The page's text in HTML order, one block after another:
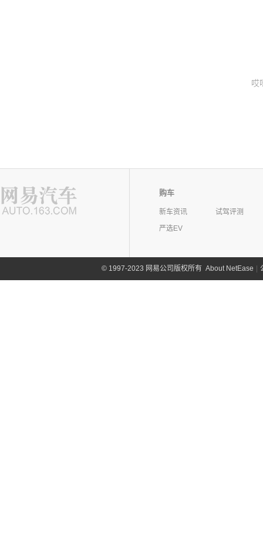
哎
购车
新车资讯
试驾评测
严选EV
©1997-2023 网易公司版权所有 About NetEase